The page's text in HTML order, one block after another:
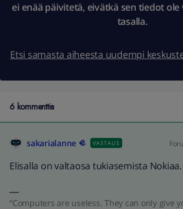
ei enää päivitetä, eivätkä sen tiedot
tasalla.
Etsi samasta aiheesta uudempi
6 kommenttia
sakarialanne VASTAUS
Elisalla on valtaosa tukiasemista Nokiaa.
“Computers are useless. They can only give